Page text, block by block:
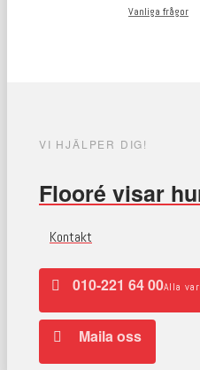
Vanliga frågor
VI HJÄLPER DIG!
Flooré visar
Kontakt
010-221 64 00Alla
Maila oss